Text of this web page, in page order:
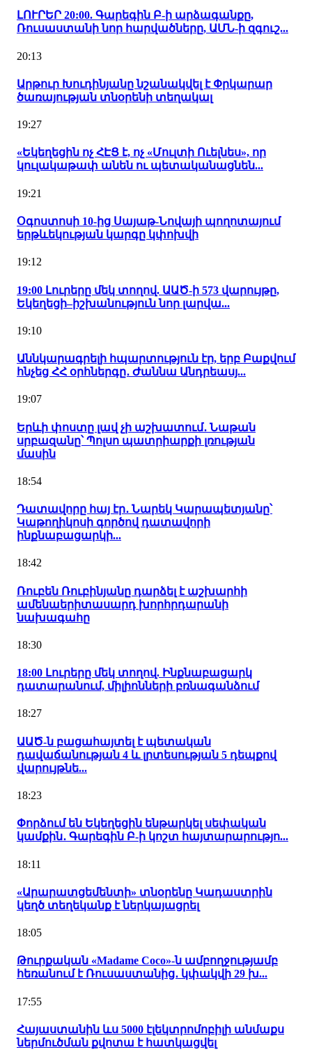
ԼՈՒՐԵՐ 20:00. Գարեգին Բ-ի արձագանքը,
Ռուսաստանի նոր հարվածները, ԱՄՆ-ի զգուշ...
20:13
Արթուր Խուդինյանը նշանակվել է Փրկարար
ծառայության տնօրենի տեղակալ
19:27
«Եկեղեցին ոչ ՀԷՑ է, ոչ «Մուլտի Ուելնես», որ
կուլակաթափ անեն ու պետականացնեն...
19:21
Օգոստոսի 10-ից Սայաթ-Նովայի պողոտայում
երթևեկության կարգը կփոխվի
19:12
19:00 Լուրերը մեկ տողով. ԱԱԾ-ի 573 վարույթը,
Եկեղեցի–իշխանություն նոր լարվա...
19:10
Աննկարագրելի հպարտություն էր, երբ Բաքվում
հնչեց ՀՀ օրհներգը․ Ժաննա Անդրեասյ...
19:07
Երևի փոստը լավ չի աշխատում․ Նաթան
սրբազանը՝ Պոլսո պատրիարքի լռության
մասին
18:54
Դատավորը հայ էր․ Նարեկ Կարապետյանը՝
Կաթողիկոսի գործով դատավորի
ինքնաբացարկի...
18:42
Ռուբեն Ռուբինյանը դարձել է աշխարհի
ամենաերիտասարդ խորհրդարանի
նախագահը
18:30
18:00 Լուրերը մեկ տողով. Ինքնաբացարկ
դատարանում, միլիոնների բռնագանձում
18:27
ԱԱԾ-ն բացահայտել է պետական
դավաճանության 4 և լրտեսության 5 դեպքով
վարույթնե...
18:23
Փորձում են Եկեղեցին ենթարկել սեփական
կամքին․ Գարեգին Բ-ի կոշտ հայտարարությո...
18:11
«Արարատցեմենտի» տնօրենը Կադաստրին
կեղծ տեղեկանք է ներկայացրել
18:05
Թուրքական «Madame Coco»-ն ամբողջությամբ
հեռանում է Ռուսաստանից․ կփակվի 29 խ...
17:55
Հայաստանին ևս 5000 էլեկտրոմոբիլի անմաքս
ներմուծման քվոտա է հատկացվել